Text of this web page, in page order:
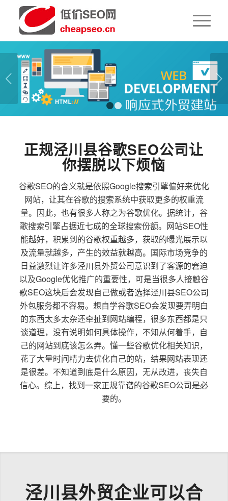
下一页
1 2
正规泾川县谷歌SEO公司让
你摆脱以下烦恼
谷歌SEO的含义就是依照Google搜索引擎偏好来优化
网站，让其在谷歌的搜索系统中获取更多的权重流
量。因此，也有很多人称之为谷歌优化。据统计，谷
歌搜索引擎占据近七成的全球搜索份额。网站SEO性
能越好，积累到的谷歌权重越多，获取的曝光展示以
及流量就越多，产生的效益就越高。国际市场竞争的
日益激烈让许多泾川县外贸公司意识到了客源的窘迫
以及Google优化推广的重要性，可是当很多人接触谷
歌SEO这块后会发现自己做或者选择泾川县SEO公司
外包服务都不容易。想自学谷歌SEO会发现要弄明白
的东西太多太杂还牵扯到网站编程，很多东西都是只
谈道理，没有说明如何具体操作，不知从何着手，自
己的网站到底该怎么弄。懂一些谷歌优化相关知识，
花了大量时间精力去优化自己的站，结果网站表现还
是很差。不知道到底是什么原因，无从改进，丧失自
信心。综上，找到一家正规靠谱的谷歌SEO公司是必
要的。
泾川县外贸企业可以合